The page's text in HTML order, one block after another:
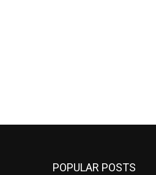
POPULAR POSTS